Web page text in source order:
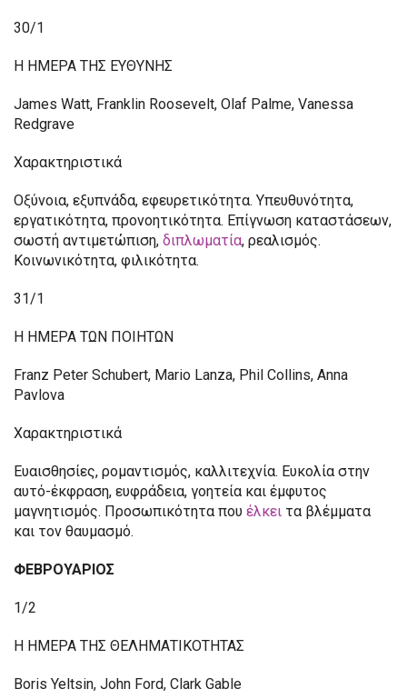
30/1
Η ΗΜΕΡΑ ΤΗΣ ΕΥΘΥΝΗΣ
James Watt, Franklin Roosevelt, Olaf Palme, Vanessa
Redgrave
Χαρακτηριστικά
Οξύνοια, εξυπνάδα, εφευρετικότητα. Υπευθυνότητα,
εργατικότητα, προνοητικότητα. Επίγνωση καταστάσεων,
σωστή αντιμετώπιση, διπλωματία, ρεαλισμός.
Κοινωνικότητα, φιλικότητα.
31/1
Η ΗΜΕΡΑ ΤΩΝ ΠΟΙΗΤΩΝ
Franz Peter Schubert, Mario Lanza, Phil Collins, Anna
Pavlova
Χαρακτηριστικά
Ευαισθησίες, ρομαντισμός, καλλιτεχνία. Ευκολία στην
αυτό-έκφραση, ευφράδεια, γοητεία και έμφυτος
μαγνητισμός. Προσωπικότητα που έλκει τα βλέμματα
και τον θαυμασμό.
ΦΕΒΡΟΥΑΡΙΟΣ
1/2
Η ΗΜΕΡΑ ΤΗΣ ΘΕΛΗΜΑΤΙΚΟΤΗΤΑΣ
Boris Yeltsin, John Ford, Clark Gable